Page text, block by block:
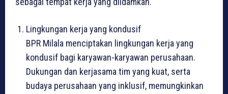
Lingkungan kerja yang kondusif
BPR Milala menciptakan lingkungan kerja yang
kondusif bagi karyawan-karyawan perusahaan.
Dukungan dan kerjasama tim yang kuat, serta
budaya perusahaan yang inklusif, memungkinkan